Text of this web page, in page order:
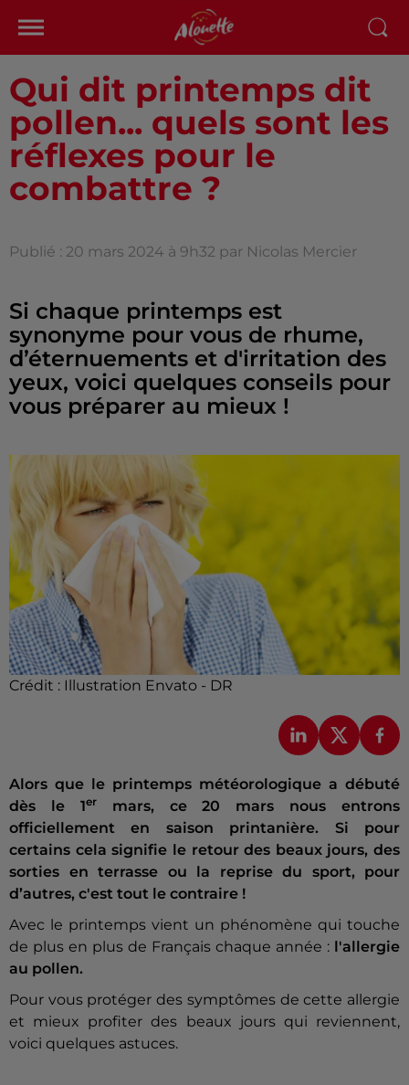
Qui dit printemps dit
pollen... quels sont les
réflexes pour le
combattre ?
Publié : 20 mars 2024 à 9h32 par Nicolas Mercier
Si chaque printemps est
synonyme pour vous de rhume,
d’éternuements et d'irritation des
yeux, voici quelques conseils pour
vous préparer au mieux !
Crédit : Illustration Envato - DR
Alors que le printemps météorologique a débuté
dès le 1ermars, ce 20 mars nous entrons
officiellement en saison printanière. Si pour
certains cela signifie le retour des beaux jours, des
sorties en terrasse ou la reprise du sport, pour
d’autres, c'est tout le contraire !
Avec le printemps vient un phénomène qui touche
de plus en plus de Français chaque année : l'allergie
au pollen.
Pour vous protéger des symptômes de cette allergie
et mieux profiter des beaux jours qui reviennent,
voici quelques astuces.